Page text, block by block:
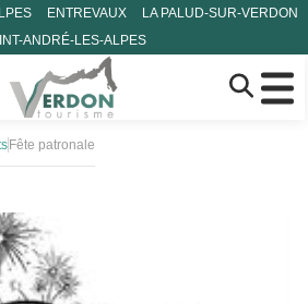
ENTREVAUX
LA PALUD-SUR-VERDON
ANDRÉ-LES-ALPES
Fête patronale